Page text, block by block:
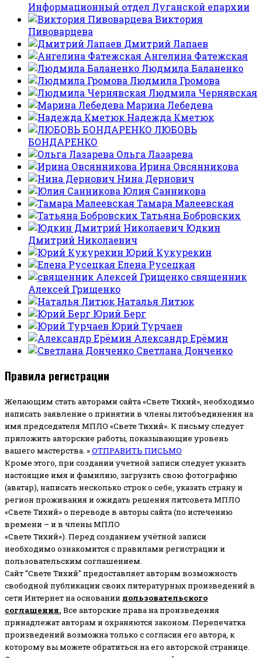
Информационный отдел Луганской епархии
Виктория
Пивоварцева
Дмитрий Лапаев
Ангелина Фатежская
Людмила Баланенко
Людмила Громова
Людмила Чернявская
Марина Лебедева
Надежда Кметюк
ЛЮБОВЬ
БОНДАРЕНКО
Ольга Лазарева
Ирина Овсянникова
Нина Дернович
Юлия Санникова
Тамара Малеевская
Татьяна Бобровских
Юдкин
Дмитрий Николаевич
Юрий Кукурекин
Елена Русецкая
священник
Алексей Грищенко
Наталья Литюк
Юрий Берг
Юрий Турчаев
Александр Ерёмин
Светлана Донченко
Правила регистрации
Желающим стать авторами сайта «Свете Тихий», необходимо
написать заявление о принятии в члены литобъединения на
имя председателя МПЛО «Свете Тихий». К письму следует
приложить авторские работы, показывающие уровень
вашего мастерства. »ОТПРАВИТЬ ПИСЬМО
Кроме этого, при создании учетной записи следует указать
настоящие имя и фамилию, загрузить свою фотографию
(аватар), написать несколько строк о себе, указать страну и
регион проживания и ожидать решения литсовета МПЛО
«Свете Тихий» о переводе в авторы сайта (по истечению
времени – и в члены МПЛО
«Свете Тихий»). Перед созданием учётной записи
необходимо ознакомится с правилами регистрации и
пользовательским соглашением.
Сайт "Свете Тихий" предоставляет авторам возможность
свободной публикации своих литературных произведений в
сети Интернет на основании пользовательского
соглашения. Все авторские права на произведения
принадлежат авторам и охраняются законом. Перепечатка
произведений возможна только с согласия его автора, к
которому вы можете обратиться на его авторской странице.